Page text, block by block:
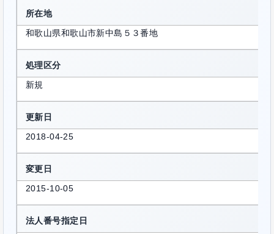
所在地
和歌山県和歌山市新中島５３番地
処理区分
新規
更新日
2018-04-25
変更日
2015-10-05
法人番号指定日